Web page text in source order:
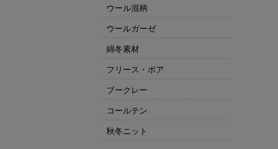
ウール混柄
ウールガーゼ
綿冬素材
フリース・ボア
ブークレー
コールテン
秋冬ニット